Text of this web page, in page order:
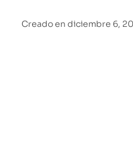
Creado en diciembre 6,